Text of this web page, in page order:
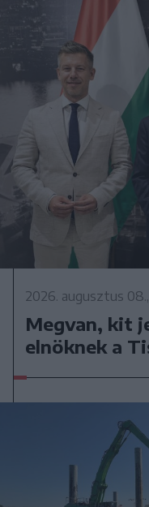
2026. augusztus
Megvan, kit
elnöknek a